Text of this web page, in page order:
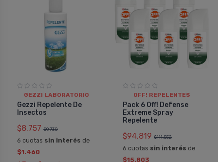
GEZZI LABORATORIO
Gezzi Repelente De
Insectos
$8.757 $9.730
6 cuotas sin interés de
$1.460
OFF! REPELENTES
Pack 6 Off! Defense
Extreme Spray
Repelente
$94.819 $111.552
6 cuotas sin interés de
$15.803